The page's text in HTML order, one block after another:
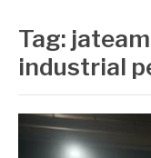
Tag:
industrial